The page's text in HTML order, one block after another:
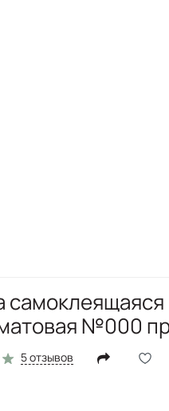
самоклеящаяся
№000
5 отзывов